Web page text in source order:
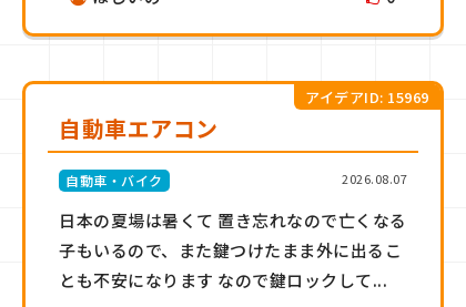
自動車エアコン
アイデアID: 15969
自動車・バイク 2026.08.07
日本の夏場は暑くて 置き忘れなので亡くなる
子もいるので、また鍵つけたまま外に出るこ
とも不安になります なので鍵ロックして...